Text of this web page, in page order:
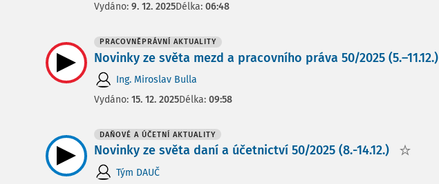
Vydáno: 9. 12. 2025Délka: 06:48
PRACOVNĚPRÁVNÍ AKTUALITY
Novinky ze světa mezd a pracovního práva 50/2025 (5.–11.12.)
Ing. Miroslav Bulla
Vydáno: 15. 12. 2025Délka: 09:58
DAŇOVÉ A ÚČETNÍ AKTUALITY
Novinky ze světa daní a účetnictví 50/2025 (8.-14.12.)
Tým DAUČ